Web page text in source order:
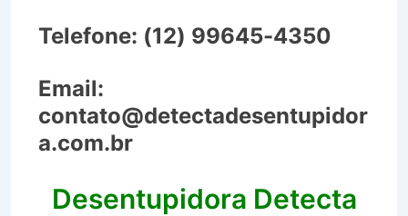
Telefone: (12) 99645-4350
Email:
contato@detectadesentupidor
a.com.br
Desentupidora Detecta